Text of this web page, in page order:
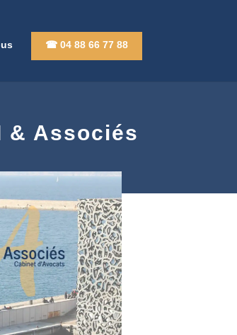
☎ 04 88 66 77 88
& Associés